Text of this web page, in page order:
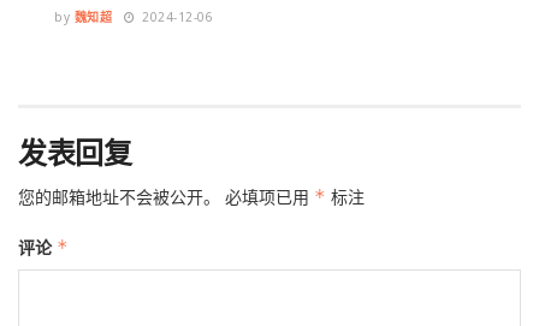
by 魏知超 2024-12-06
发表回复
您的邮箱地址不会被公开。 必填项已用 * 标注
评论 *